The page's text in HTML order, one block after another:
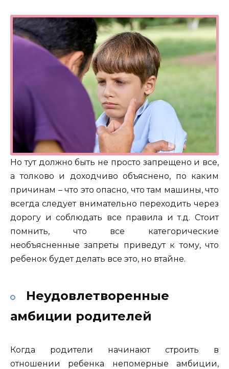
Но тут должно быть не просто запрещено и все,
а толково и доходчиво объяснено, по каким
причинам – что это опасно, что там машины, что
всегда следует внимательно переходить через
дорогу и соблюдать все правила и т.д. Стоит
помнить, что все категорические
необъясненные запреты приведут к тому, что
ребенок будет делать все это, но втайне.
Неудовлетворенные
амбиции родителей
Когда родители начинают строить в
отношении ребенка непомерные амбиции,